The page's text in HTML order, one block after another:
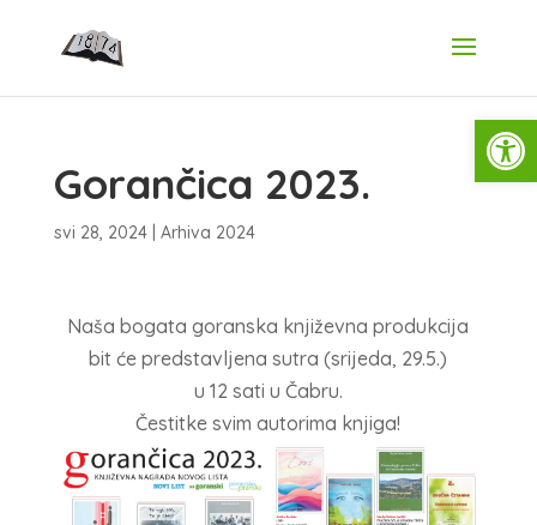
Gorančica 2023.
svi 28, 2024| Arhiva 2024
Naša bogata goranska književna produkcija
bit će predstavljena sutra (srijeda, 29.5.)
u 12 sati u Čabru.
Čestitke svim autorima knjiga!